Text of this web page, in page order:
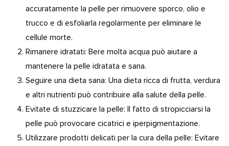
accuratamente la pelle per rimuovere sporco, olio e
trucco e di esfoliarla regolarmente per eliminare le
cellule morte.
Rimanere idratati: Bere molta acqua può aiutare a
mantenere la pelle idratata e sana.
Seguire una dieta sana: Una dieta ricca di frutta, verdura
e altri nutrienti può contribuire alla salute della pelle.
Evitate di stuzzicare la pelle: Il fatto di stropicciarsi la
pelle può provocare cicatrici e iperpigmentazione.
Utilizzare prodotti delicati per la cura della pelle: Evitare